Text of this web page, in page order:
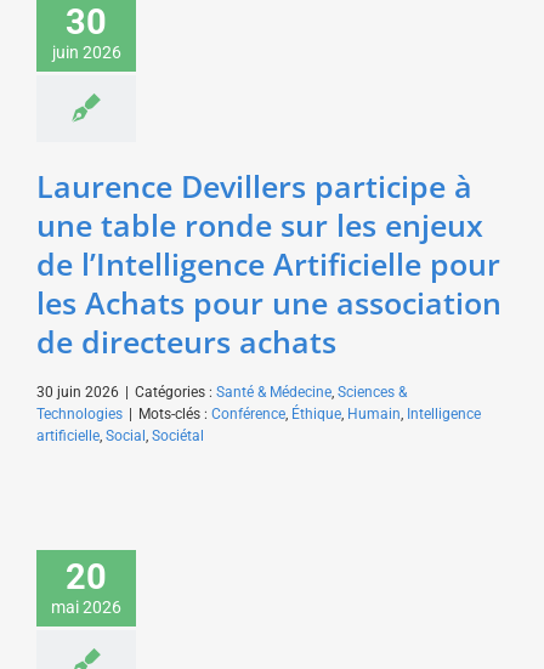
30
juin 2026
Technologies
Laurence Devillers participe à
une table ronde sur les enjeux
de l’Intelligence Artificielle pour
les Achats pour une association
de directeurs achats
30 juin 2026 Catégories : Santé & Médecine, Sciences &
Technologies
Mots-clés : Conférence, Éthique, Humain, Intelligence
artificielle, Social , Sociétal
20
mai 2026